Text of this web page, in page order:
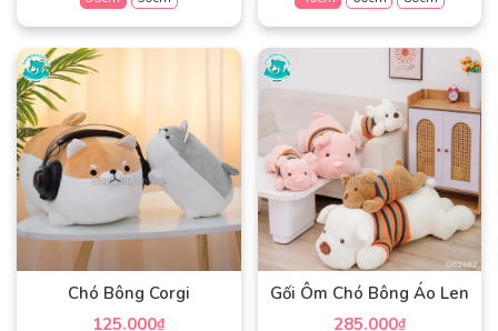
trang
sản
trang
sản
phẩm
Sản
có
nhiều
biến
thể.
Các
tùy
thể
Sản
phẩm
này
có
nhiều
biến
thể.
Các
tùy
chọn
có
thể
Chó Bông Corgi
125.000₫
Gối Ôm Chó Bông Áo Len
285.000₫